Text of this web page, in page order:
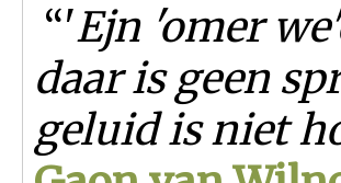
“'Ejn 'omer
daar is geen
geluid is niet